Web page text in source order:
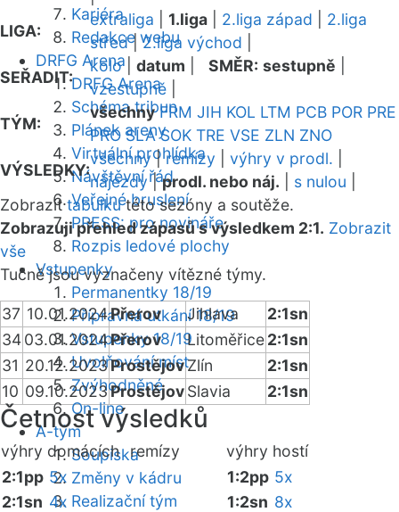
Kariéra
Redakce webu
DRFG Arena
DRFG Arena
Schéma tribun
Plánek areny
Virtuální prohlídka
Návštěvní řád
Veřejné bruslení
PRESS: pro novináře
Rozpis ledové plochy
Vstupenky
Permanentky 18/19
Přípravná utkání 18/19
Vstupenky 18/19
Uvolňování míst
Zvýhodněné
On-line
A-tým
Soupiska
Změny v kádru
Realizační tým
LIGA:
extraliga 1.liga 2.liga západ
2.liga
střed|2.liga východ
SEŘADIT:
kolo| datum SMĚR: sestupně
vzestupně
TÝM:
všechny FRM JIH KOL LTM PCB POR PRE
PRO SLA SOK TRE VSE ZLN ZNO
VÝSLEDKY:
všechny|remízy výhry v prodl.
nájezdy|prodl. nebo náj. s nulou
Zobrazittabulkutéto sezóny a soutěže.
Zobrazuji přehled zápasů s výsledkem 2:1. Zobrazit
vše
Tučně jsou vyznačeny vítězné týmy.
37 10.01.2024Přerov Jihlava
2:1sn
3403.01.2024Přerov Litoměřice2:1sn
31 20.12.2023ProstějovZlín
2:1sn
10 09.10.2023ProstějovSlavia 2:1sn
Četnost výsledků
výhry domácíchremízy výhry hostí
2:1pp 5x
2:1sn 4x
1:2pp 5x
1:2sn 8x